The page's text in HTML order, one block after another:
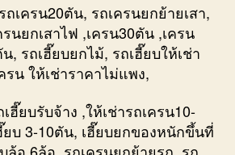
ถเครน20ตัน, รถเครนยกย้ายเสา,
นยกเสาไฟ ,เครน30ตัน ,เครน
, รถเฮี๊ยบยกไม้, รถเฮี๊ยบให้เช่า
รน ให้เช่าราคาไม่แพง,
ฮี๊ยบรับจ้าง ,ให้เช่ารถเครน10-
ยบ 3-10ตัน, เฮี๊ยบยกของหนักขึ้นที่